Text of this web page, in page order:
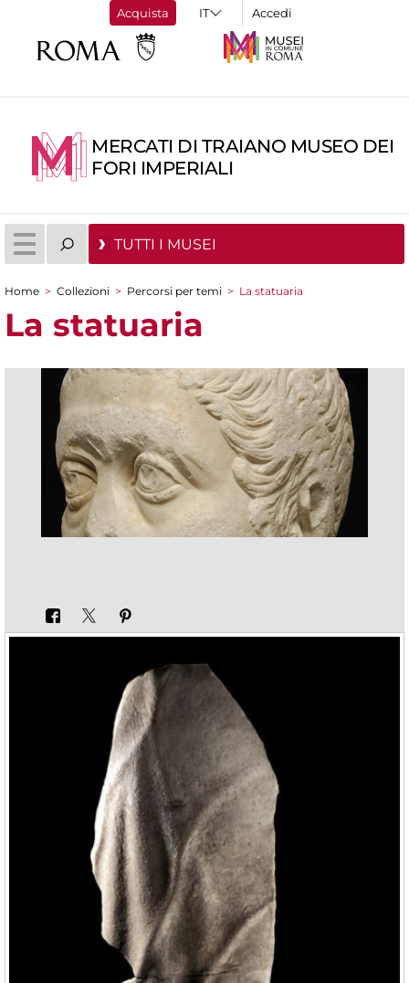
Acquista Accedi
MERCATI DI TRAIANO MUSEO DEI
FORI IMPERIALI
TUTTI I MUSEI
Tu sei qui
Home > Collezioni > Percorsi per temi > La statuaria
La statuaria